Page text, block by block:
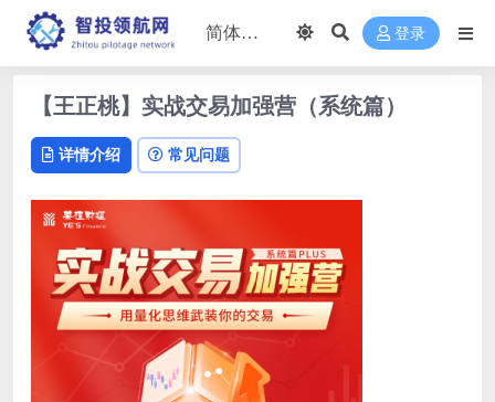
登录
【王正桃】实战交易加强营（系统篇）
详情介绍 常见问题